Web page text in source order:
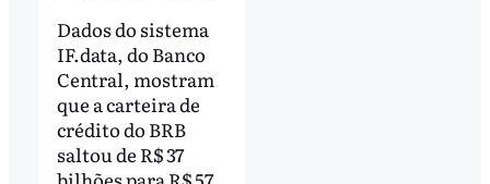
Dados do sistema
IF.data, do Banco
Central, mostram
que a carteira de
crédito do BRB
saltou de R$ 37